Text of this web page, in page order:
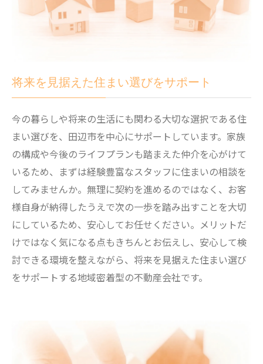
将来を見据えた住まい選びをサポート
今の暮らしや将来の生活にも関わる大切な選択である住
まい選びを、田辺市を中心にサポートしています。家族
の構成や今後のライフプランも踏まえた仲介を心がけて
いるため、まずは経験豊富なスタッフに住まいの相談を
してみませんか。無理に契約を進めるのではなく、お客
様自身が納得したうえで次の一歩を踏み出すことを大切
にしているため、安心してお任せください。メリットだ
けではなく気になる点もきちんとお伝えし、安心して検
討できる環境を整えながら、将来を見据えた住まい選び
をサポートする地域密着型の不動産会社です。